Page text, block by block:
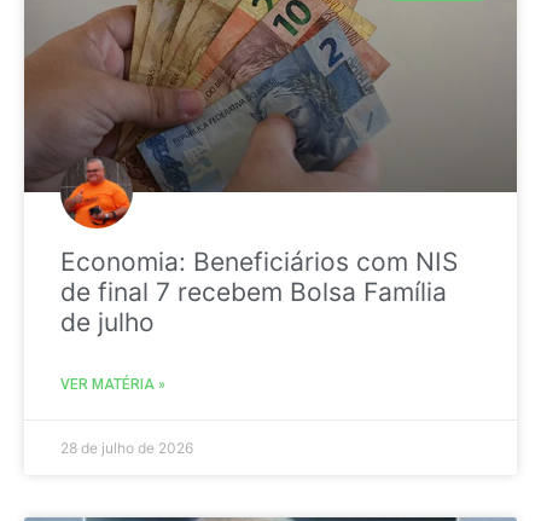
Economia: Beneficiários com NIS
de final 7 recebem Bolsa Família
de julho
VER MATÉRIA »
28 de julho de 2026